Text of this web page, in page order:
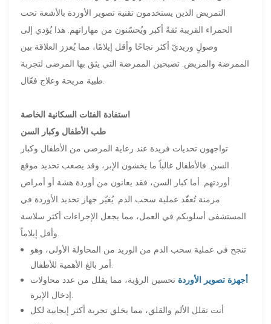
التمريض الذين يستخدمون تقنية تصوير الأوردة بالأشعة تحت
الحمراء القريبة ثقةً أكبر ويُحسّنون من مهاراتهم. هذا يُؤدي إلى
وصولٍ وريديّ أكثر نجاحًا وأقل إيلامًا، مما يُعزز العلاقة بين
الممرضة والمريض. تصبحين الممرضة التي يثق بها المرضى لتجربة
استفادة الفئات السكانية الخاصة
طب الأطفال وكبار السن
تواجهون تحديات فريدة عند رعاية المرضى من الأطفال وكبار
السن. فالأطفال غالباً ما يخشون الإبر، وقد يصعب تحديد موقع
أوردتهم. أما كبار السن، فقد يعانون من أوردة هشة أو أمراض
مزمنة تُعقّد عملية سحب الدم. يُغيّر جهاز تحديد الأوردة في
المستشفى أسلوبكم في العمل، مما يجعل الإجراءات أكثر سلاسة
تنجح في عملية سحب الدم من الوريد من المحاولة الأولى، وهو
أجهزة تصوير الأوردة تحسين الرؤية، مما يقلل من عدد محاولات
أنت تقلل الألم والقلق، مما يخلق تجربة أكثر إيجابية لكل